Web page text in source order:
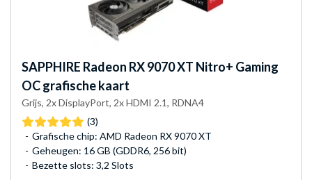
SAPPHIRE Radeon RX 9070 XT Nitro+ Gaming
OC grafische kaart
Grijs, 2x DisplayPort, 2x HDMI 2.1, RDNA4
(3)
Grafische chip: AMD Radeon RX 9070 XT
Geheugen: 16 GB (GDDR6, 256 bit)
Bezette slots: 3,2 Slots